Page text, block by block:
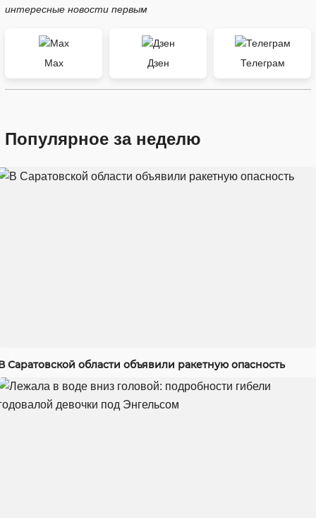
интересные новости первым
Max Дзен Телеграм
Популярное за неделю
Саратовской области объявили ракетную опасность